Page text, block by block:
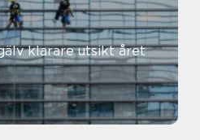
året